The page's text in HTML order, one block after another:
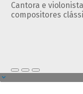
Cantora e
compositores